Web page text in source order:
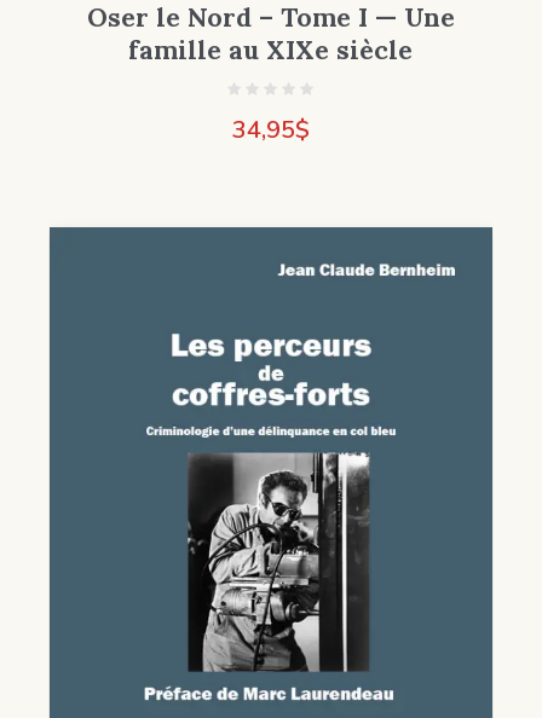
Oser le Nord – Tome I — Une
famille au XIXe siècle
34,95$